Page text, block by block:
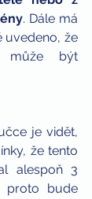
. Dále má
uvedeno, že
může být
je vidět,
že tento
alespoň 3
proto bude